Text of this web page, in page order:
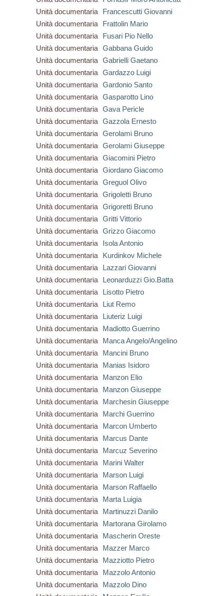
Unità documentaria
Francescutti Giovanni
Unità documentaria
Frattolin Mario
Unità documentaria
Fusari Pio Nello
Unità documentaria
Gabbana Guido
Unità documentaria
Gabrielli Gaetano
Unità documentaria
Gardazzo Luigi
Unità documentaria
Gardonio Santo
Unità documentaria
Gasparotto Lino
Unità documentaria
Gava Pericle
Unità documentaria
Gazzola Ernesto
Unità documentaria
Gerolami Bruno
Unità documentaria
Gerolami Giuseppe
Unità documentaria
Giacomini Pietro
Unità documentaria
Giordano Giacomo
Unità documentaria
Greguol Olivo
Unità documentaria
Grigoletti Bruno
Unità documentaria
Grigoretti Bruno
Unità documentaria
Gritti Vittorio
Unità documentaria
Grizzo Giacomo
Unità documentaria
Isola Antonio
Unità documentaria
Kurdinkov Michele
Unità documentaria
Lazzari Giovanni
Unità documentaria
Leonarduzzi Gio.Batta
Unità documentaria
Lisotto Pietro
Unità documentaria
Liut Remo
Unità documentaria
Liuteriz Luigi
Unità documentaria
Madiotto Guerrino
Unità documentaria
Manca Angelo/Angelino
Unità documentaria
Mancini Bruno
Unità documentaria
Manias Isidoro
Unità documentaria
Manzon Elio
Unità documentaria
Manzon Giuseppe
Unità documentaria
Marchesin Giuseppe
Unità documentaria
Marchi Guerrino
Unità documentaria
Marcon Umberto
Unità documentaria
Marcus Dante
Unità documentaria
Marcuz Severino
Unità documentaria
Marini Walter
Unità documentaria
Marson Luigi
Unità documentaria
Marson Raffaello
Unità documentaria
Marta Luigia
Unità documentaria
Martinuzzi Danilo
Unità documentaria
Martorana Girolamo
Unità documentaria
Mascherin Oreste
Unità documentaria
Mazzer Marco
Unità documentaria
Mazziotto Pietro
Unità documentaria
Mazzolo Antonio
Unità documentaria
Mazzolo Dino